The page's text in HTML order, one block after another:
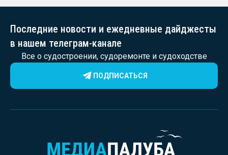
Последние новости и ежедневные дайджесты
в нашем телеграм-канале
Все о судостроении, судоремонте и судоходстве
ПОДПИСАТЬСЯ